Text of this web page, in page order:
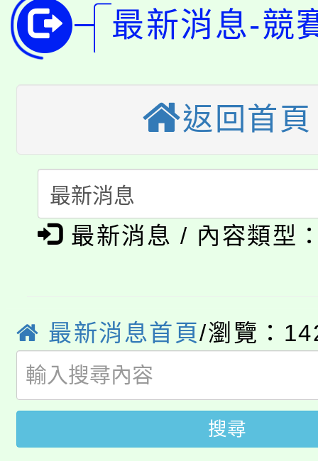
開!
115年桃園市運動會8/
田徑場及游泳池舉行。
桃園市低收入戶享有免
視費優惠，中低收入戶
半價優惠，詳情可洽有
者。
大園自造教育及科技中
份教師增能研習
大溪自造教育及科技
份教師研習
淨零綠生活教案入校路
會
115年食農教育專業人
程
「本色祭」8/29、30在
局官網。
8月14至27日，桃園電
開!
115年桃園市運動會8/
田徑場及游泳池舉行。
桃園市低收入戶享有免
視費優惠，中低收入戶
大園自造教育及科技
最新消息-競
返回首頁
最新消息 / 內容類型
最新消息首頁/瀏覽：
搜尋